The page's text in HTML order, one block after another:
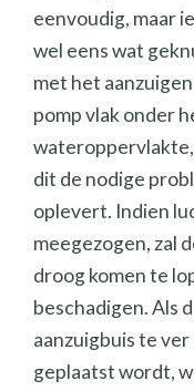
eenvoudig, maar
wel eens wat
met het
pomp vlak onder
dit de nodige
oplevert. Indien
meegezogen, zal
droog komen te
beschadigen. Als
aanzuigbuis te
geplaatst wordt,